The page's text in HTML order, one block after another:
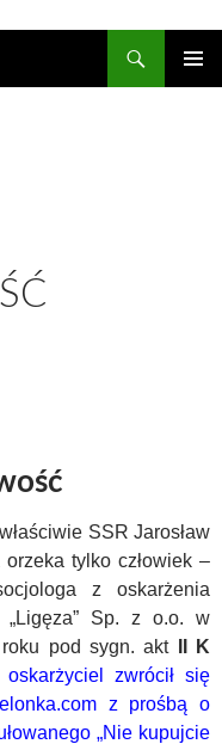
SSR Jarosław
tylko człowiek –
z oskarżenia
„Ligęza” Sp. z o.o. w
pod sygn. akt
II K
oskarżyciel zwrócił się
z prośbą o
„Nie kupujcie